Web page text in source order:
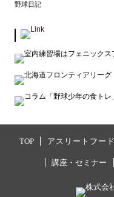
野球日記
TOP アスリートフー
講座・セミナー